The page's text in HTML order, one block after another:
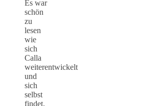
Es war
schön
zu
lesen
wie
sich
Calla
weiterentwickelt
und
sich
selbst
findet.